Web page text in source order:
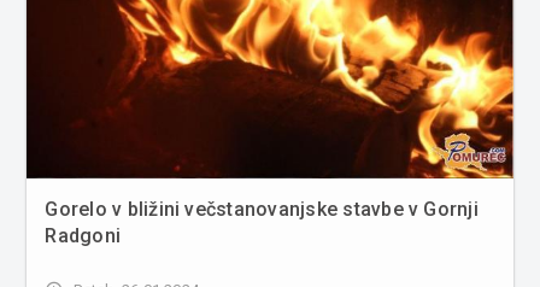
Gorelo v bližini večstanovanjske stavbe v Gornji
Radgoni